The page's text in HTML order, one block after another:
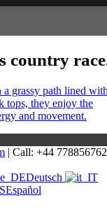
country
| Call: +44
Deutsch
Español